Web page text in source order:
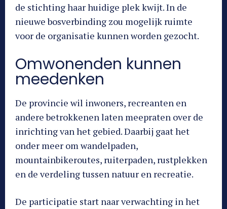
de stichting haar huidige plek kwijt. In de
nieuwe bosverbinding zou mogelijk ruimte
voor de organisatie kunnen worden gezocht.
Omwonenden kunnen
meedenken
De provincie wil inwoners, recreanten en
andere betrokkenen laten meepraten over de
inrichting van het gebied. Daarbij gaat het
onder meer om wandelpaden,
mountainbikeroutes, ruiterpaden, rustplekken
en de verdeling tussen natuur en recreatie.
De participatie start naar verwachting in het